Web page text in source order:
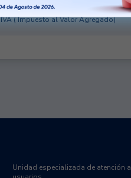
CAT (Costo Anual Total)
IVA ( Impuesto al Valor Agregado)
Unidad especializada de atención a